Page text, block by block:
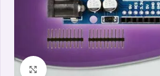
Clicca per ingrandire